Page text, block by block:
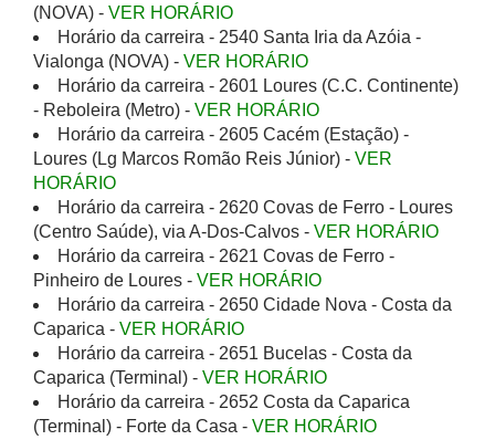
(NOVA) - VER HORÁRIO
Horário da carreira - 2540 Santa Iria da Azóia -
Vialonga (NOVA) - VER HORÁRIO
Horário da carreira - 2601 Loures (C.C. Continente)
- Reboleira (Metro) - VER HORÁRIO
Horário da carreira - 2605 Cacém (Estação) -
Loures (Lg Marcos Romão Reis Júnior) - VER
HORÁRIO
Horário da carreira - 2620 Covas de Ferro - Loures
(Centro Saúde), via A-Dos-Calvos - VER HORÁRIO
Horário da carreira - 2621 Covas de Ferro -
Pinheiro de Loures - VER HORÁRIO
Horário da carreira - 2650 Cidade Nova - Costa da
Caparica - VER HORÁRIO
Horário da carreira - 2651 Bucelas - Costa da
Caparica (Terminal) - VER HORÁRIO
Horário da carreira - 2652 Costa da Caparica
(Terminal) - Forte da Casa - VER HORÁRIO